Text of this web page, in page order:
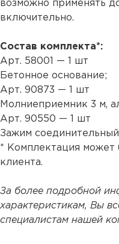
возможно применять
включительно.
Состав комплекта*:
Арт. 58001
— 1 шт
Бетонное основание;
Арт. 90873 — 1 шт
Молниеприемник 3 м,
Арт. 90550 — 1 шт
Зажим
* Комплектация может
клиента.
За более подробной
характеристикам, Вы
специалистам нашей